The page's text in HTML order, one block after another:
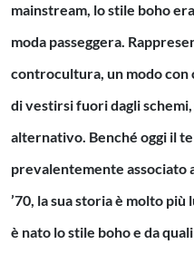
mainstream, lo stile boho
moda passeggera.
controcultura, un modo con
di vestirsi fuori dagli
alternativo. Benché oggi il
prevalentemente associato
’70, la sua storia è molto più
è nato lo stile boho e da